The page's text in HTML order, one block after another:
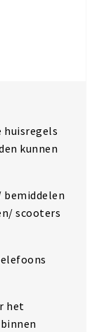
huisregels
kunnen
bemiddelen
scooters
het